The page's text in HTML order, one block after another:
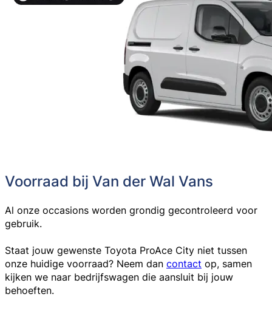
Voorraad bij Van der Wal Vans
Al onze occasions worden grondig gecontroleerd voor
gebruik.
Staat jouw gewenste Toyota ProAce City niet tussen
onze huidige voorraad? Neem dan contact op, samen
kijken we naar bedrijfswagen die aansluit bij jouw
behoeften.